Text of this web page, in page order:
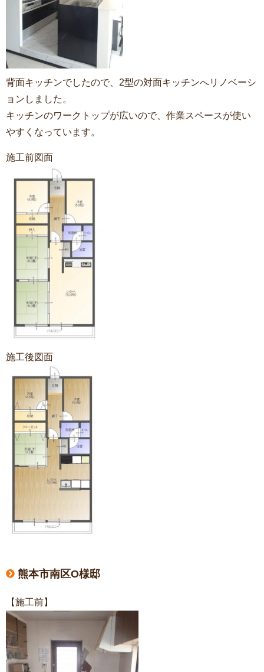
背面キッチンでしたので、2型の対面キッチンへリノベーシ
ョンしました。
キッチンのワークトップが広いので、作業スペースが使い
やすくなっています。
施工前図面
施工後図面
熊本市南区O様邸
【施工前】